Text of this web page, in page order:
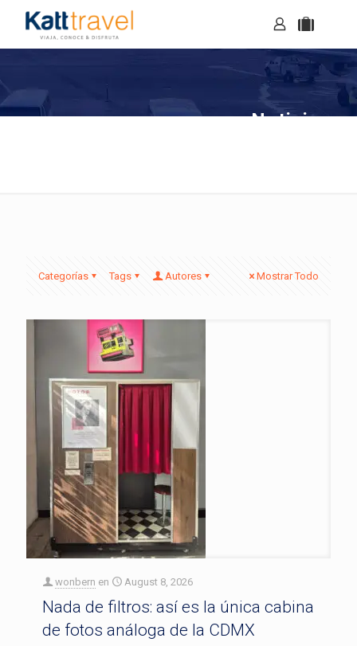
Noticias
Categorías Tags Autores Mostrar Todo
wonbern en August 8, 2026
Nada de filtros: así es la única cabina
de fotos análoga de la CDMX